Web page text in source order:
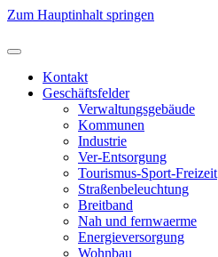
Zum Hauptinhalt springen
Kontakt
Geschäftsfelder
Verwaltungsgebäude
Kommunen
Industrie
Ver-Entsorgung
Tourismus-Sport-Freizeit
Straßenbeleuchtung
Breitband
Nah und fernwaerme
Energieversorgung
Wohnbau